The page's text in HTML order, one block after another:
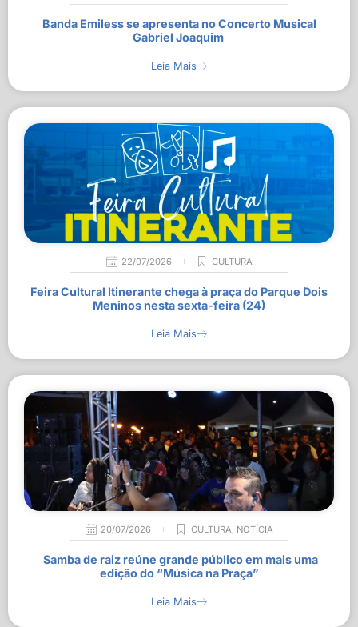
Banda Emiless se apresenta no Concerto Musical
Gabriel Joaquim
Leia Mais
22/07/2026 CULTURA
Feira Cultural Itinerante chega à praça do Parque Dois
Meninos nesta sexta-feira (24)
Leia Mais
20/07/2026 CULTURA, NOTÍCIA
Samba de raiz reúne grande público em mais uma
edição do “Música na Praça”
Leia Mais